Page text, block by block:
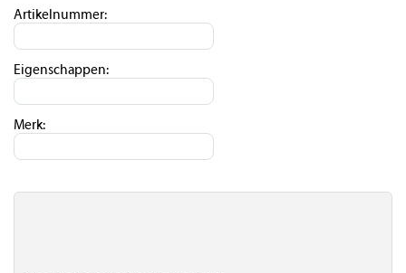
Artikelnummer:
Eigenschappen:
Merk: